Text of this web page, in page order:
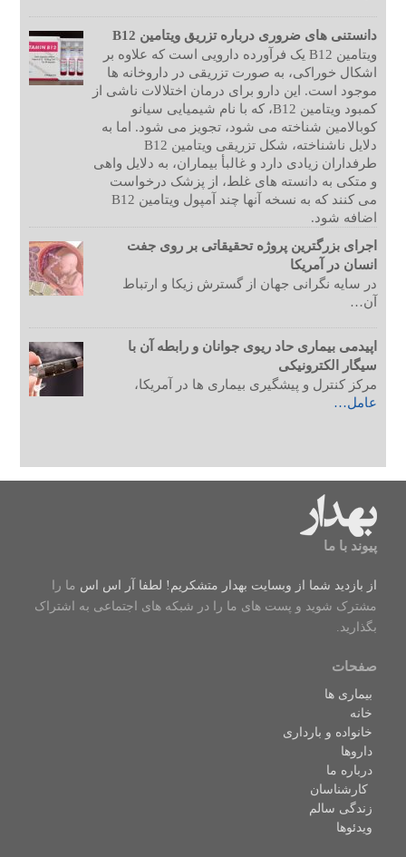
دانستنی های ضروری درباره تزریق ویتامین B12
ویتامین B12 یک فرآورده دارویی است که علاوه بر
اشکال خوراکی، به صورت تزریقی در داروخانه ها
موجود است. این دارو برای درمان اختلالات ناشی از
کمبود ویتامین B12، که با نام شیمیایی سیانو
کوبالامین شناخته می شود، تجویز می شود. اما به
دلایل ناشناخته، شکل تزریقی ویتامین B12
طرفداران زیادی دارد و غالبأ بیماران، به دلایل واهی
و متکی به دانسته های غلط، از پزشک درخواست
می کنند که به نسخه آنها چند آمپول ویتامین B12
اضافه شود.
اجرای بزرگترین پروژه تحقیقاتی بر روی جفت
انسان در آمریکا
در سایه نگرانی جهان از گسترش زیکا و ارتباط
آن…
اپیدمی بیماری حاد ریوی جوانان و رابطه آن با
سیگار الکترونیکی
مرکز کنترل و پیشگیری بیماری ها در آمریکا،
عامل…
پیوند با ما
از بازدید شما از وبسایت بهدار متشکریم! لطفا آر اس اس ما را
مشترک شوید و پست های ما را در شبکه های اجتماعی به اشتراک
بگذارید.
صفحات
بیماری ها
خانه
خانواده و بارداری
داروها
درباره ما
کارشناسان
زندگی سالم
ویدئوها